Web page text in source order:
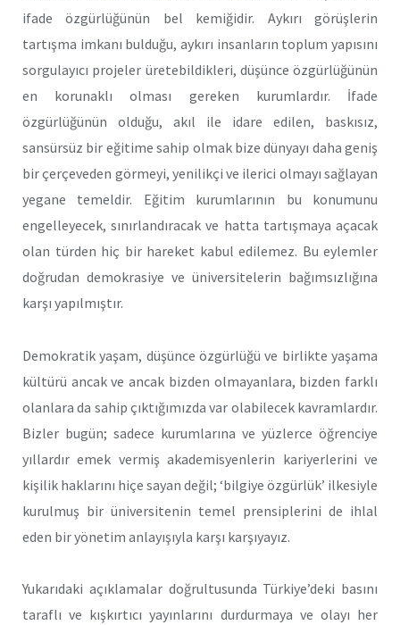
ifade özgürlüğünün bel kemiğidir. Aykırı görüşlerin
tartışma imkanı bulduğu, aykırı insanların toplum yapısını
sorgulayıcı projeler üretebildikleri, düşünce özgürlüğünün
en korunaklı olması gereken kurumlardır. İfade
özgürlüğünün olduğu, akıl ile idare edilen, baskısız,
sansürsüz bir eğitime sahip olmak bize dünyayı daha geniş
bir çerçeveden görmeyi, yenilikçi ve ilerici olmayı sağlayan
yegane temeldir. Eğitim kurumlarının bu konumunu
engelleyecek, sınırlandıracak ve hatta tartışmaya açacak
olan türden hiç bir hareket kabul edilemez. Bu eylemler
doğrudan demokrasiye ve üniversitelerin bağımsızlığına
karşı yapılmıştır.
Demokratik yaşam, düşünce özgürlüğü ve birlikte yaşama
kültürü ancak ve ancak bizden olmayanlara, bizden farklı
olanlara da sahip çıktığımızda var olabilecek kavramlardır.
Bizler bugün; sadece kurumlarına ve yüzlerce öğrenciye
yıllardır emek vermiş akademisyenlerin kariyerlerini ve
kişilik haklarını hiçe sayan değil; ‘bilgiye özgürlük’ ilkesiyle
kurulmuş bir üniversitenin temel prensiplerini de ihlal
eden bir yönetim anlayışıyla karşı karşıyayız.
Yukarıdaki açıklamalar doğrultusunda Türkiye’deki basını
taraflı ve kışkırtıcı yayınlarını durdurmaya ve olayı her